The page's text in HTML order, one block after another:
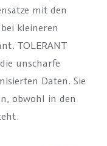
mit den
kleineren
TOLERANT
unscharfe
Daten. Sie
obwohl in den